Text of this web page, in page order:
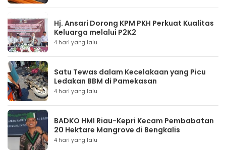
Hj. Ansari Dorong KPM PKH Perkuat Kualitas
Keluarga melalui P2K2
4 hari yang lalu
Satu Tewas dalam Kecelakaan yang Picu
Ledakan BBM di Pamekasan
4 hari yang lalu
BADKO HMI Riau-Kepri Kecam Pembabatan
20 Hektare Mangrove di Bengkalis
4 hari yang lalu